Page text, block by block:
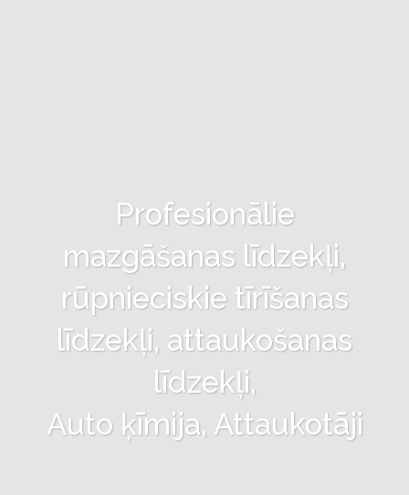
Profesionālie
mazgāšanas līdzekļi,
rūpnieciskie tīrīšanas
līdzekļi, attaukošanas
līdzekļi,
Auto ķīmija, Attaukotāji